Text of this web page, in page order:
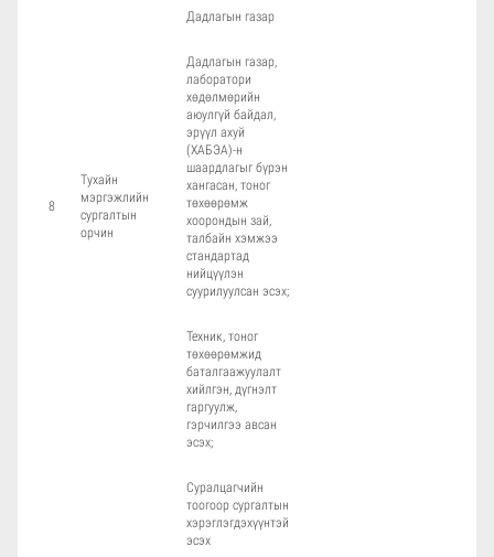
8
Тухайн
мэргэжлийн
сургалтын
орчин
Дадлагын газар
Дадлагын газар,
лаборатори
хөдөлмөрийн
аюулгүй байдал,
эрүүл ахуй
(ХАБЭА)-н
шаардлагыг бүрэн
хангасан, тоног
төхөөрөмж
хоорондын зай,
талбайн хэмжээ
стандартад
нийцүүлэн
суурилуулсан эсэх;
Техник, тоног
төхөөрөмжид
баталгаажуулалт
хийлгэн, дүгнэлт
гаргуулж,
гэрчилгээ авсан
эсэх;
Суралцагчийн
тоогоор сургалтын
хэрэглэгдэхүүнтэй
эсэх